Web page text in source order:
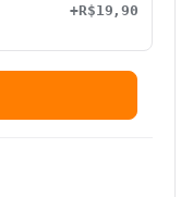
+R$19,90